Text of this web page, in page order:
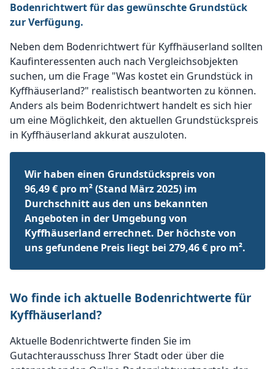
Bodenrichtwert für das gewünschte Grundstück
zur Verfügung.
Neben dem Bodenrichtwert für Kyffhäuserland sollten
Kaufinteressenten auch nach Vergleichsobjekten
suchen, um die Frage "Was kostet ein Grundstück in
Kyffhäuserland?" realistisch beantworten zu können.
Anders als beim Bodenrichtwert handelt es sich hier
um eine Möglichkeit, den aktuellen Grundstückspreis
in Kyffhäuserland akkurat auszuloten.
Wir haben einen Grundstückspreis von
96,49 € pro m² (Stand März 2025) im
Durchschnitt aus den uns bekannten
Angeboten in der Umgebung von
Kyffhäuserland errechnet. Der höchste von
uns gefundene Preis liegt bei 279,46 € pro m².
Wo finde ich aktuelle Bodenrichtwerte für
Kyffhäuserland?
Aktuelle Bodenrichtwerte finden Sie im
Gutachterausschuss Ihrer Stadt oder über die